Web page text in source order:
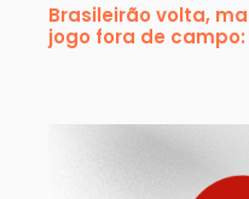
Brasileirão volta,
jogo fora de